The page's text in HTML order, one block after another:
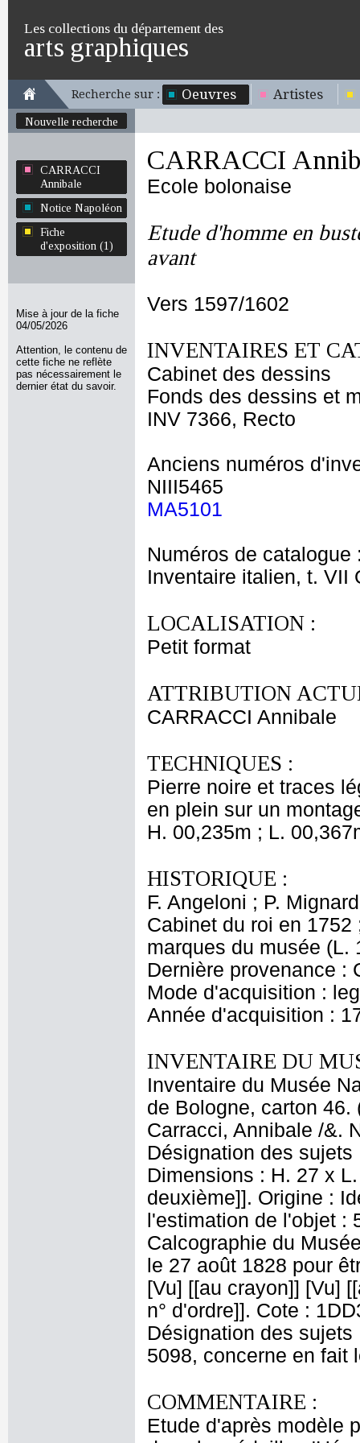
Les collections du département des
arts graphiques
Recherche sur : Oeuvres Artistes
Nouvelle recherche
CARRACCI
Annibale
Notice Napoléon
Fiche
d'exposition (1)
Mise à jour de la fiche
04/05/2026
Attention, le contenu de
cette fiche ne reflète
pas nécessairement le
dernier état du savoir.
CARRACCI
Ecole bolonaise
Etude d'homme en
avant
Vers 1597/1602
INVENTAIRES ET
Cabinet des dessins
Fonds des dessins et
INV 7366, Recto
Anciens numéros
NIII5465
MA5101
Numéros de catalogue
Inventaire italien, t. VII
LOCALISATION :
Petit format
ATTRIBUTION
CARRACCI Annibale
TECHNIQUES :
Pierre noire et traces
en plein sur un
H. 00,235m ; L.
HISTORIQUE :
F. Angeloni ; P.
Cabinet du roi en
marques du musée (L.
Dernière provenance :
Mode d'acquisition :
Année d'acquisition :
INVENTAIRE DU
Inventaire du Musée
de Bologne, carton 46.
Carracci, Annibale /&.
Désignation des
Dimensions : H. 27 x
deuxième]]. Origine :
l'estimation de l'objet :
Calcographie du
le 27 août 1828 pour
[Vu] [[au crayon]] [Vu]
n° d'ordre]]. Cote :
Désignation des
5098, concerne en fait
COMMENTAIRE :
Etude d'après modèle